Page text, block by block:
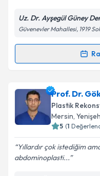
Kişisel
Metni'ni
kapsamda
Uz. Dr. Ayşegül Güney
Güvenevler Mahallesi, 1919
Randevu
Uzm. Dr. Ayşegül
oluşturun. Size bu
takvim
Prof. Dr.
Plastik
Mersin,
5 (1
Yıllardır çok istediğim
abdominoplasti...